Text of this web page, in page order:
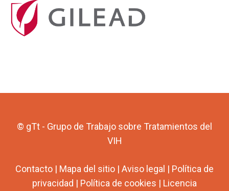
© gTt - Grupo de Trabajo sobre Tratamientos del
VIH
Contacto | Mapa del sitio | Aviso legal | Política de
privacidad | Política de cookies | Licencia